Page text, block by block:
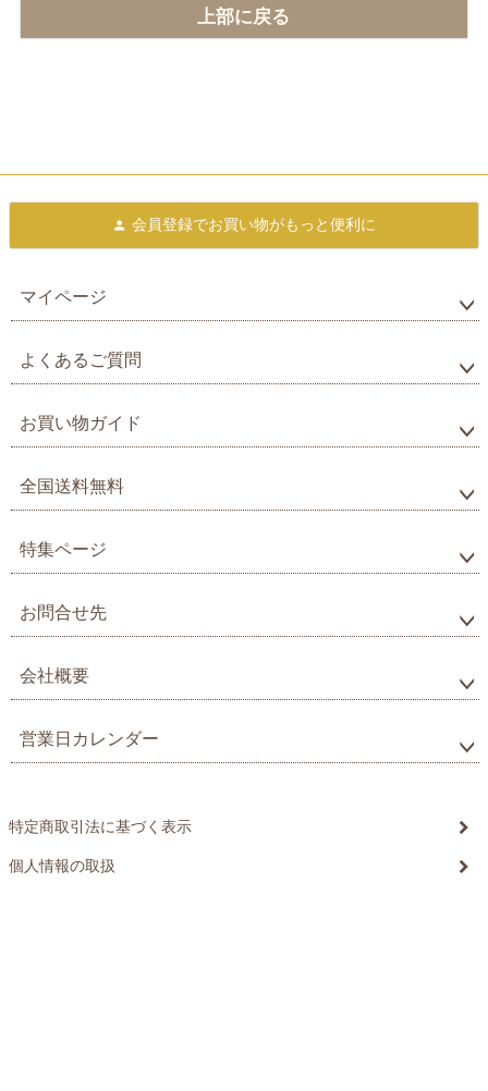
上部に戻る
会員登録でお買い物がもっと便利に
マイページ
よくあるご質問
お買い物ガイド
全国送料無料
特集ページ
お問合せ先
会社概要
営業日カレンダー
特定商取引法に基づく表示
個人情報の取扱